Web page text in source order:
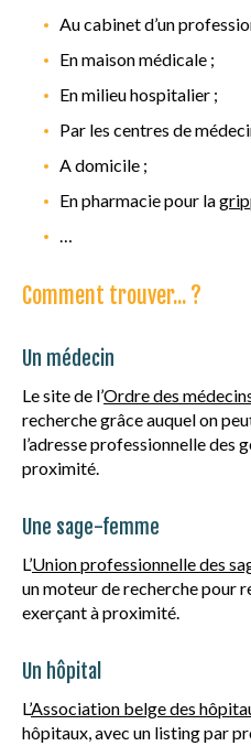
Au cabinet d’un
En maison médicale ;
En milieu hospitalier ;
Par les centres de
A domicile ;
En pharmacie pour la
…
Comment trouver... ?
Un médecin
Le site de l’Ordre des
recherche grâce auquel on
l’adresse professionnelle des
proximité.
Une sage-femme
L’Union professionnelle des
un moteur de recherche pour
exerçant à proximité.
Un hôpital
L’Association belge des
hôpitaux, avec un listing par